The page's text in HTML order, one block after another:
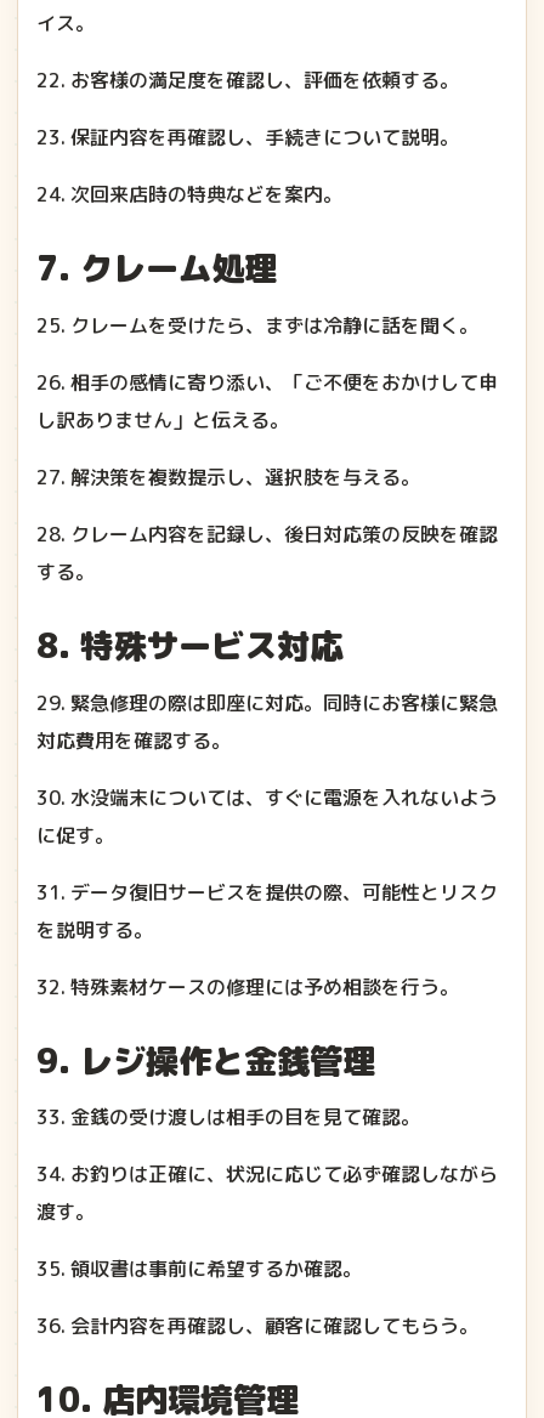
イス。
22. お客様の満足度を確認し、評価を依頼する。
23. 保証内容を再確認し、手続きについて説明。
24. 次回来店時の特典などを案内。
7. クレーム処理
25. クレームを受けたら、まずは冷静に話を聞く。
26. 相手の感情に寄り添い、「ご不便をおかけして申
し訳ありません」と伝える。
27. 解決策を複数提示し、選択肢を与える。
28. クレーム内容を記録し、後日対応策の反映を確認
する。
8. 特殊サービス対応
29. 緊急修理の際は即座に対応。同時にお客様に緊急
対応費用を確認する。
30. 水没端末については、すぐに電源を入れないよう
に促す。
31. データ復旧サービスを提供の際、可能性とリスク
を説明する。
32. 特殊素材ケースの修理には予め相談を行う。
9. レジ操作と金銭管理
33. 金銭の受け渡しは相手の目を見て確認。
34. お釣りは正確に、状況に応じて必ず確認しながら
渡す。
35. 領収書は事前に希望するか確認。
36. 会計内容を再確認し、顧客に確認してもらう。
10. 店内環境管理